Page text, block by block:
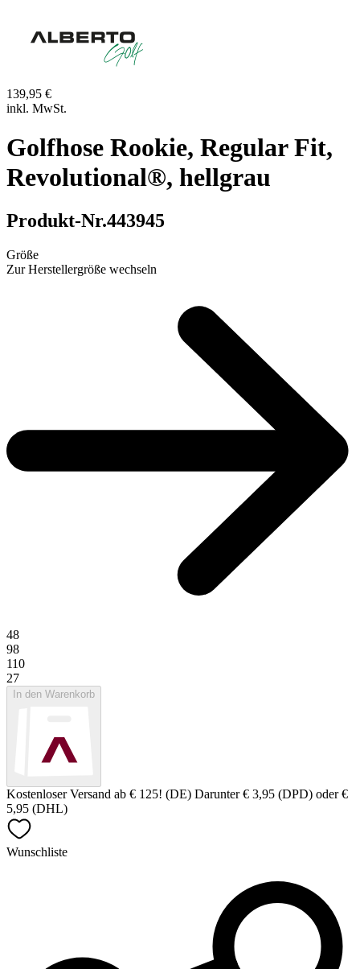
139,95 €
inkl. MwSt.
Golfhose Rookie, Regular Fit,
Revolutional®, hellgrau
Produkt-Nr.443945
Größe
Zur Herstellergröße wechseln
48
98
110
27
In den Warenkorb
Kostenloser Versand ab € 125! (DE) Darunter € 3,95 (DPD) oder €
5,95 (DHL)
Wunschliste